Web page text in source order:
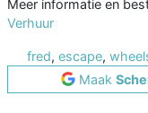
Meer informatie en
Verhuur
fred, escape,
Maak